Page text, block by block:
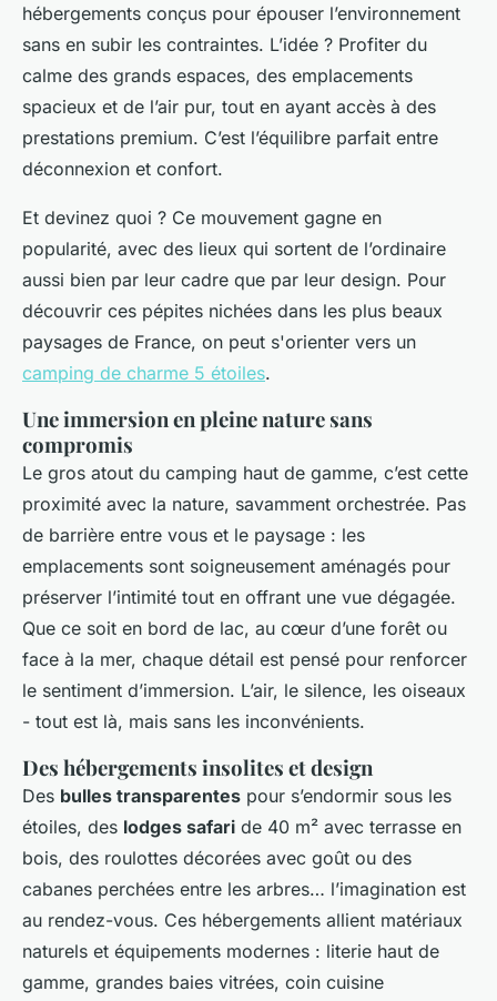
hébergements conçus pour épouser l’environnement
sans en subir les contraintes. L’idée ? Profiter du
calme des grands espaces, des emplacements
spacieux et de l’air pur, tout en ayant accès à des
prestations premium. C’est l’équilibre parfait entre
déconnexion et confort.
Et devinez quoi ? Ce mouvement gagne en
popularité, avec des lieux qui sortent de l’ordinaire
aussi bien par leur cadre que par leur design. Pour
découvrir ces pépites nichées dans les plus beaux
paysages de France, on peut s'orienter vers un
camping de charme 5 étoiles.
Une immersion en pleine nature sans
compromis
Le gros atout du camping haut de gamme, c’est cette
proximité avec la nature, savamment orchestrée. Pas
de barrière entre vous et le paysage : les
emplacements sont soigneusement aménagés pour
préserver l’intimité tout en offrant une vue dégagée.
Que ce soit en bord de lac, au cœur d’une forêt ou
face à la mer, chaque détail est pensé pour renforcer
le sentiment d’immersion. L’air, le silence, les oiseaux
- tout est là, mais sans les inconvénients.
Des hébergements insolites et design
Des bulles transparentes pour s’endormir sous les
étoiles, des lodges safari de 40 m² avec terrasse en
bois, des roulottes décorées avec goût ou des
cabanes perchées entre les arbres… l’imagination est
au rendez-vous. Ces hébergements allient matériaux
naturels et équipements modernes : literie haut de
gamme, grandes baies vitrées, coin cuisine